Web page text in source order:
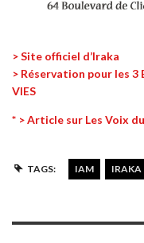
> Site officiel d’Iraka
> Réservation pour les 3
VIES
* > Article sur Les Voix
TAGS: IAM IRAKA